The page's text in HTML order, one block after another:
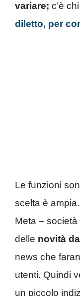
variare; c’è
diletto, per
Le funzioni
scelta è
Meta –
delle novità
news che
utenti. Quindi
un piccolo